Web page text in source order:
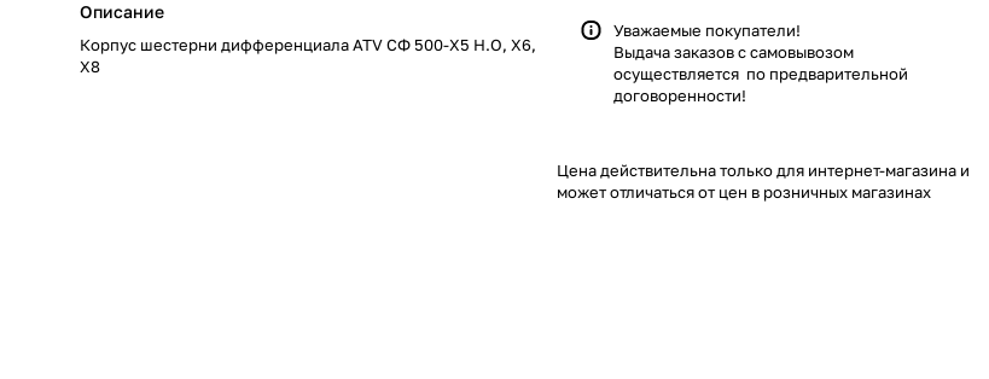
Описание
Корпус шестерни дифференциала ATV СФ 500-Х5 Н.О, Х6,
Х8
Уважаемые покупатели!
Выдача заказов с самовывозом
осуществляется по предварительной
договоренности!
Цена действительна только для интернет-магазина и
может отличаться от цен в розничных магазинах